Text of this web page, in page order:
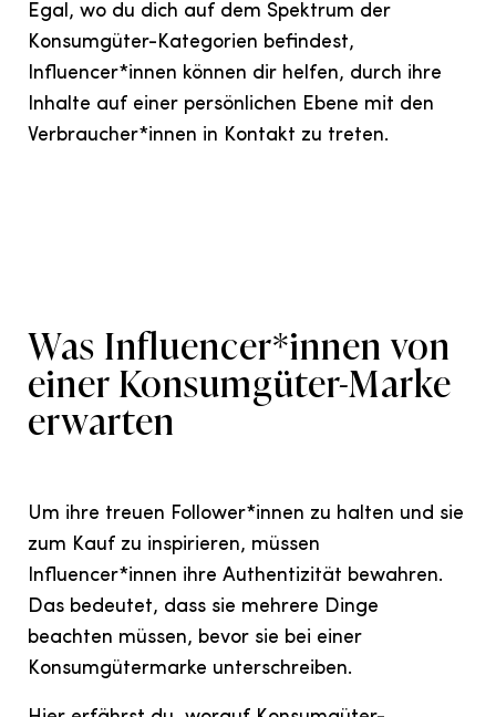
Egal, wo du dich auf dem Spektrum der
Konsumgüter-Kategorien befindest,
Influencer*innen können dir helfen, durch ihre
Inhalte auf einer persönlichen Ebene mit den
Verbraucher*innen in Kontakt zu treten.
Was Influencer*innen von
einer Konsumgüter-Marke
erwarten
Um ihre treuen Follower*innen zu halten und sie
zum Kauf zu inspirieren, müssen
Influencer*innen ihre Authentizität bewahren.
Das bedeutet, dass sie mehrere Dinge
beachten müssen, bevor sie bei einer
Konsumgütermarke unterschreiben.